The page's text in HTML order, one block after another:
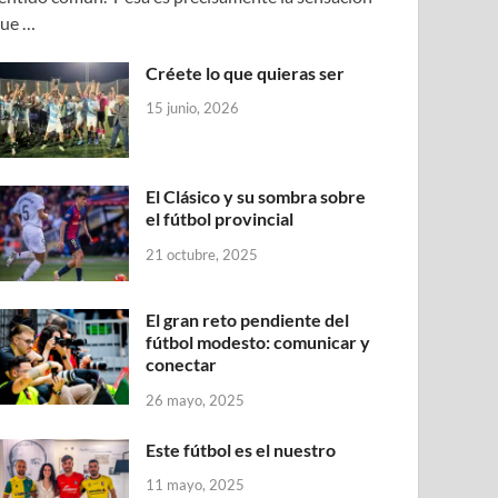
…
Créete lo que quieras ser
15 junio, 2026
El Clásico y su sombra sobre
el fútbol provincial
21 octubre, 2025
El gran reto pendiente del
fútbol modesto: comunicar y
conectar
26 mayo, 2025
Este fútbol es el nuestro
11 mayo, 2025